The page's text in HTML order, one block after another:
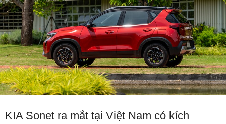
KIA Sonet ra mắt tại Việt Nam có kích